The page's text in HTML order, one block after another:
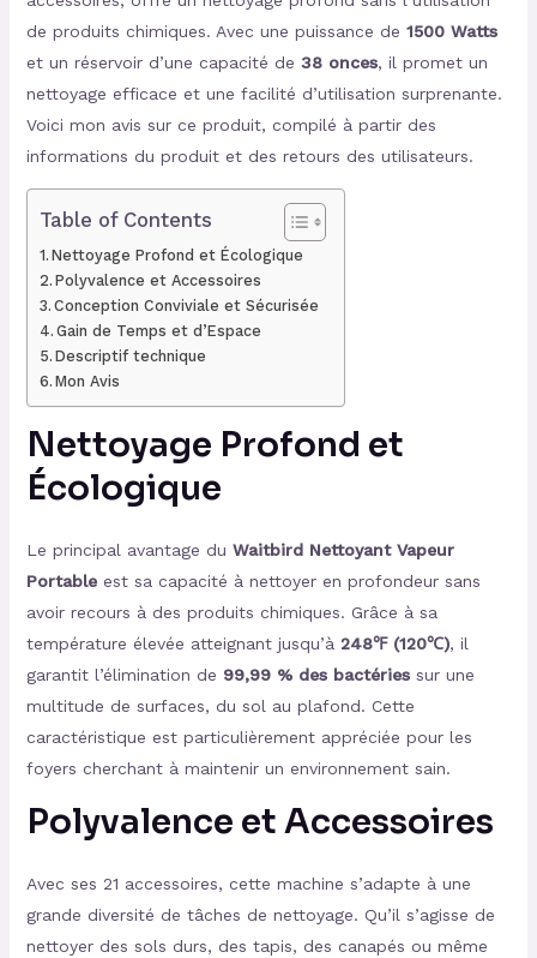
de produits chimiques. Avec une puissance de 1500 Watts
et un réservoir d’une capacité de 38 onces, il promet un
nettoyage efficace et une facilité d’utilisation surprenante.
Voici mon avis sur ce produit, compilé à partir des
informations du produit et des retours des utilisateurs.
Table of Contents
Nettoyage Profond et Écologique
Polyvalence et Accessoires
Conception Conviviale et Sécurisée
Gain de Temps et d’Espace
Descriptif technique
Mon Avis
Nettoyage Profond et
Écologique
Le principal avantage du Waitbird Nettoyant Vapeur
Portableest sa capacité à nettoyer en profondeur sans
avoir recours à des produits chimiques. Grâce à sa
température élevée atteignant jusqu’à 248℉ (120℃), il
garantit l’élimination de 99,99 % des bactériessur une
multitude de surfaces, du sol au plafond. Cette
caractéristique est particulièrement appréciée pour les
foyers cherchant à maintenir un environnement sain.
Polyvalence et Accessoires
Avec ses 21 accessoires, cette machine s’adapte à une
grande diversité de tâches de nettoyage. Qu’il s’agisse de
nettoyer des sols durs, des tapis, des canapés ou même